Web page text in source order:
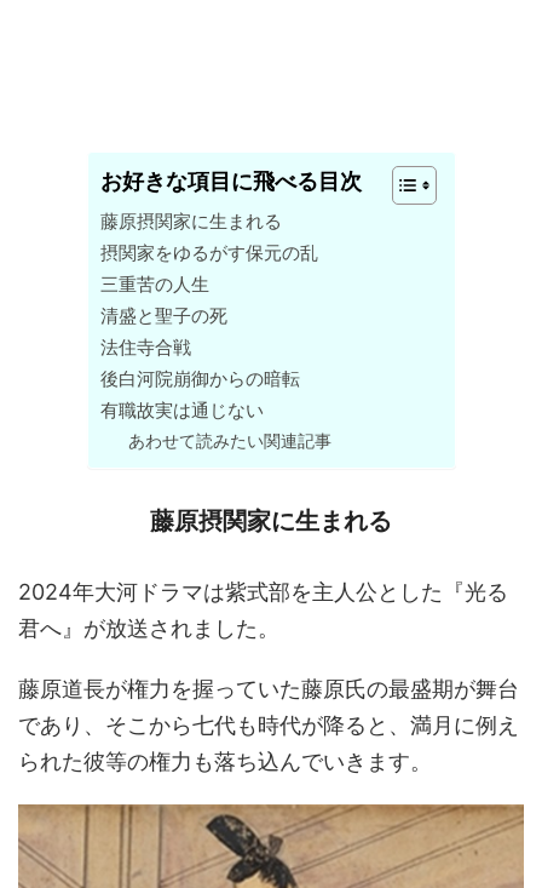
お好きな項目に飛べる目次
藤原摂関家に生まれる
摂関家をゆるがす保元の乱
三重苦の人生
清盛と聖子の死
法住寺合戦
後白河院崩御からの暗転
有職故実は通じない
あわせて読みたい関連記事
藤原摂関家に生まれる
2024年大河ドラマは紫式部を主人公とした『光る
君へ』が放送されました。
藤原道長が権力を握っていた藤原氏の最盛期が舞台
であり、そこから七代も時代が降ると、満月に例え
られた彼等の権力も落ち込んでいきます。